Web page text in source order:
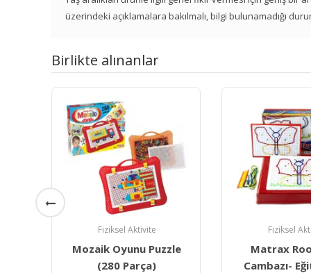
üzerindeki açıklamalara bakılmalı, bilgi bulunamadığı
Birlikte alınanlar
Fiziksel Aktivite
Matrax Rooper İp
Cambazı- Eğitici İnce
Ergoterapi
Cando-
Theraputty